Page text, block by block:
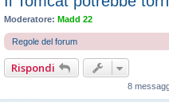
Moderatore: Madd 22
Regole del forum
Rispondi
8